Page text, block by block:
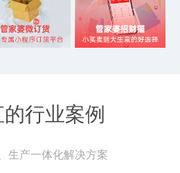
行业案例
生产一体化解决方案